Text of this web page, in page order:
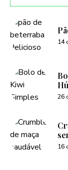
14
26
16